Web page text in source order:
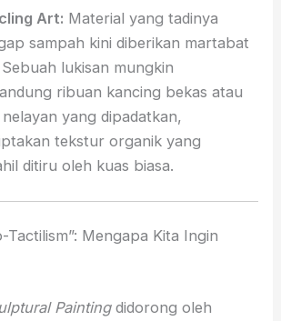
Art: Material yang tadinya
sampah kini diberikan martabat
Sebuah lukisan mungkin
ribuan kancing bekas atau
yang dipadatkan,
tekstur organik yang
ditiru oleh kuas biasa.
Tactilism”: Mengapa Kita Ingin
Paintingdidorong oleh